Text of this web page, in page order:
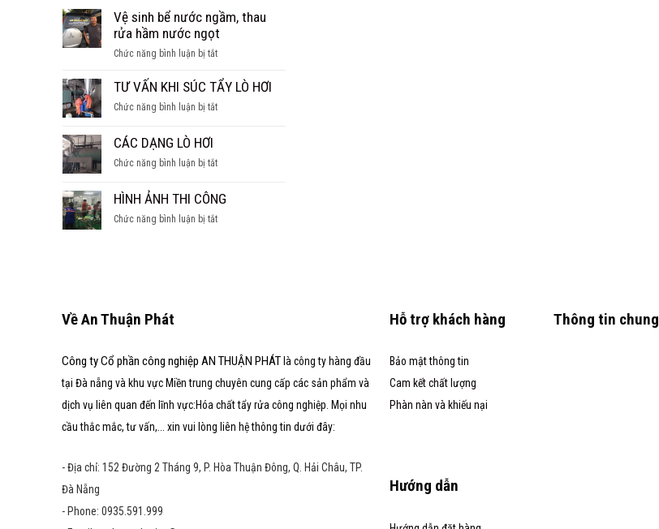
Vệ sinh bể nước ngầm, thau
rửa hầm nước ngọt
Chức năng bình luận bị tắtở
sinh
nước
rửa
nước
ngọt
TƯ VẤN KHI SÚC TẨY LÒ HƠI
Chức năng bình luận bị tắtở
SÚC
LÒ
HƠI
CÁC DẠNG LÒ HƠI
Chức năng bình luận bị tắtở
DẠNG
HƠI
HÌNH ẢNH THI CÔNG
Chức năng bình luận bị tắtở
Về An Thuận Phát
Công ty Cổ phần công nghiệp AN THUẬN PHÁTlà công ty hàng đầu
tại Đà nẵng và khu vực Miền trung chuyên cung cấp các sản phẩm và
dịch vụ liên quan đến lĩnh vực:Hóa chất tẩy rửa công nghiệp. Mọi nhu
cầu thắc mắc, tư vấn,... xin vui lòng liên hệ thông tin dưới đây:
- Địa chỉ: 152 Đường 2 Tháng 9, P. Hòa Thuận Đông, Q. Hải Châu, TP.
Đà Nẵng
- Phone: 0935.591.999
Hỗ trợ khách hàng
Bảo mật thông tin
Cam kết chất lượng
Phàn nàn và khiếu nại
Hướng dẫn
Thông tin chung